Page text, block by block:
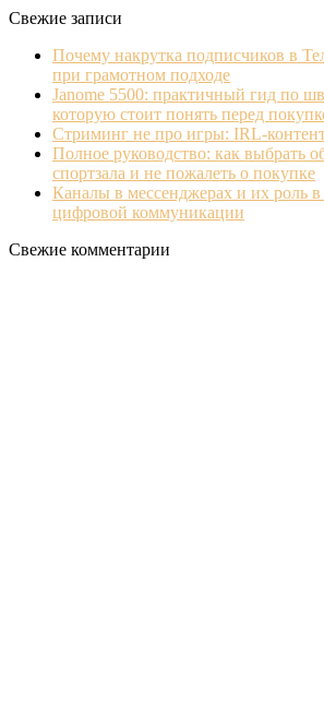
Свежие записи
Почему накрутка подписчиков в
при грамотном подходе
Janome 5500: практичный гид по
которую стоит понять перед
Стриминг не про игры:
Полное руководство: как выбрать
спортзала и не пожалеть о покупке
Каналы в мессенджерах и их роль
цифровой коммуникации
Свежие комментарии